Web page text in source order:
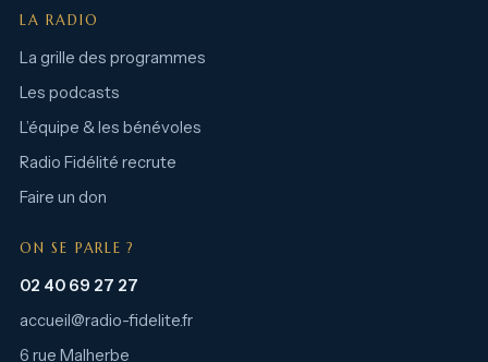
LA RADIO
La grille des programmes
Les podcasts
L’équipe & les bénévoles
Radio Fidélité recrute
Faire un don
ON SE PARLE ?
02 40 69 27 27
accueil@radio-fidelite.fr
6 rue Malherbe